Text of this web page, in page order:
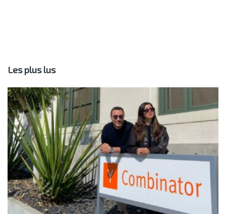
Les plus lus